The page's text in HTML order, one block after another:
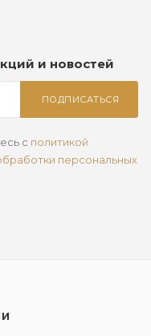
и новостей
ПОДПИСАТЬСЯ
с политикой
персональных